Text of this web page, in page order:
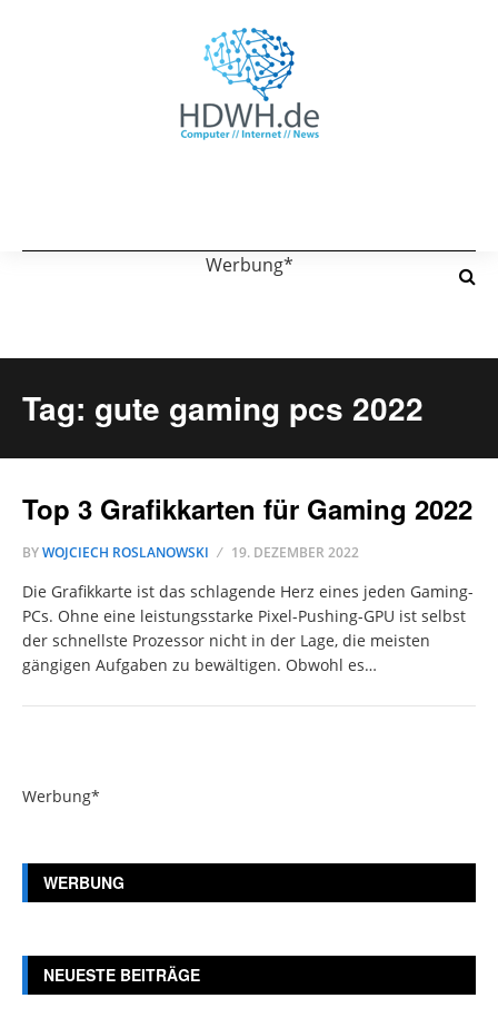
Werbung*
Tag: gute gaming pcs 2022
Top 3 Grafikkarten für Gaming 2022
BYWOJCIECH ROSLANOWSKI 19. DEZEMBER 2022
Die Grafikkarte ist das schlagende Herz eines jeden Gaming-
PCs. Ohne eine leistungsstarke Pixel-Pushing-GPU ist selbst
der schnellste Prozessor nicht in der Lage, die meisten
gängigen Aufgaben zu bewältigen. Obwohl es…
Werbung*
WERBUNG
NEUESTE BEITRÄGE